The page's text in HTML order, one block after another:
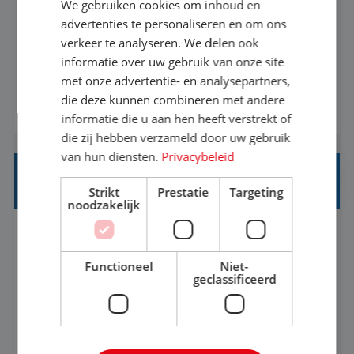
Met jouw ervaring in de reisbranche of
achtergrond in toerisme ben je klaar voor de
volgende stap. Vanaf je stoel reis je de hele
wereld over en speel je moeiteloos in op de
wensen van je team, je klant en wat er in de
reiswereld gebeurt. Met je enthousiasme weet je
klanten te overtuigen om die droomreis te
boeken! ...
BEKIJK VACATURE
REISADVISEUR ALLROUND
Aalsmeer, Noord-Holland, Nederland
33-36 uur
MBO
Een vakantie plannen is het leukste dat er is. Of
het nu voor jezelf is, of voor een ander: jij vindt
We gebruiken cookies om inhoud en
advertenties te personaliseren en om ons
verkeer te analyseren. We delen ook
informatie over uw gebruik van onze site
met onze advertentie- en analysepartners,
die deze kunnen combineren met andere
informatie die u aan hen heeft verstrekt of
die zij hebben verzameld door uw gebruik
van hun diensten. Privacybeleid
Strikt
noodzakelijk
Prestatie Targeting
Functioneel
Niet-
geclassificeerd